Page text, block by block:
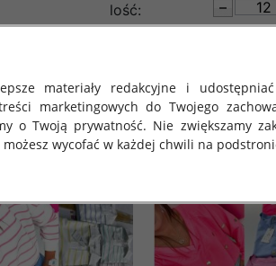
lość:
materiały redakcyjne i
marketingowych do Twojego
o Twoją prywatność. Nie zwiększamy
wycofać w każdej chwili na
Parlamentu Europejskiego i
w związku z przetwarzaniem
uchylenia dyrektywy 95/46/WE
Danych"). W związku z tym
na jakich odbywa się to po dniu 25